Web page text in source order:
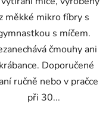
měkké mikro fíbry s
s míčem.
čmouhy ani
Doporučené
ručně nebo v pračce
při 30...